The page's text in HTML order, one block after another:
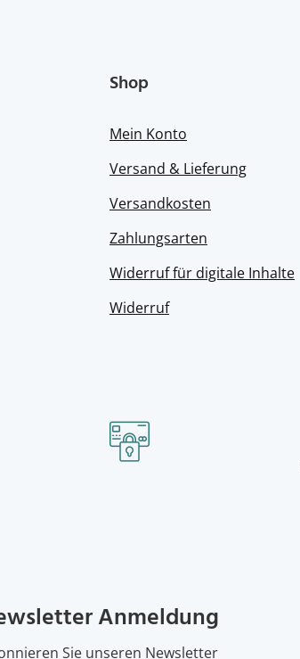
Shop
Mein Konto
Versand & Lieferung
Versandkosten
Zahlungsarten
Widerruf für digitale Inhalte
Widerruf
Anmeldung
Sie unseren Newsletter